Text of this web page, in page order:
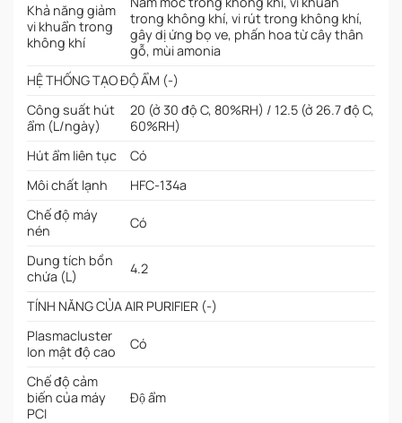
Khả năng giảm
vi khuẩn trong
không khí
trong không khí, vi rút trong không khí,
gây dị ứng bọ ve, phấn hoa từ cây thân
gỗ, mùi amonia
HỆ THỐNG TẠO ĐỘ ẨM (-)
Công suất hút
ẩm (L/ngày)
20 (ở 30 độ C, 80%RH) / 12.5 (ở 26.7 độ C,
60%RH)
Hút ẩm liên tục
Có
Môi chất lạnh
HFC-134a
Chế độ máy
nén
Có
Dung tích bồn
chứa (L)
4.2
TÍNH NĂNG CỦA AIR PURIFIER (-)
Plasmacluster
Ion mật độ cao
Có
Chế độ cảm
biến của máy
PCI
Độ ẩm